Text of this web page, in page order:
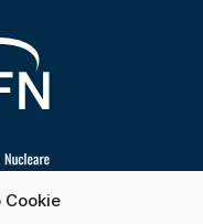
Cookie